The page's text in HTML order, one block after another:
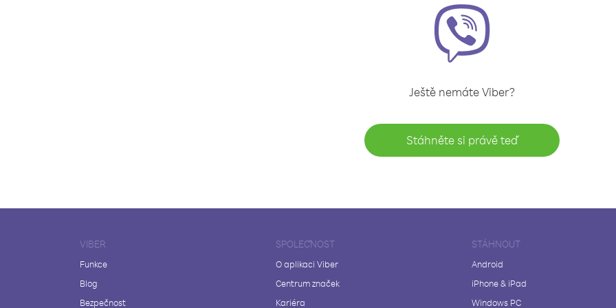
Ještě nemáte Viber?
Stáhněte si právě teď
VIBER
Funkce
Blog
Bezpečnost
SPOLEČNOST
O aplikaci Viber
Centrum značek
Kariéra
STÁHNOUT
Android
iPhone & iPad
Windows PC